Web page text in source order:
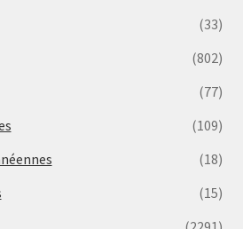
(33)
(802)
(77)
(109)
(18)
(15)